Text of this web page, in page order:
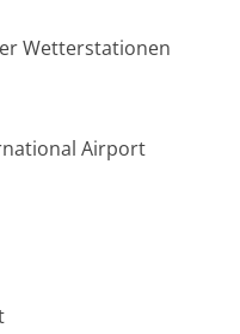
Wetterstationen
Airport